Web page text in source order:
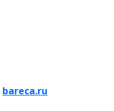
bareca.ru